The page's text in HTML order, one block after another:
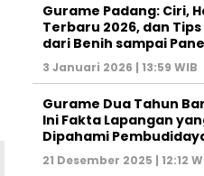
Gurame Padang: Ciri,
Terbaru 2026, dan
dari Benih sampai
3 Januari 2026 | 13:59 WIB
Gurame Dua Tahun
Ini Fakta Lapangan
Dipahami
21 Desember 2025 | 12:12